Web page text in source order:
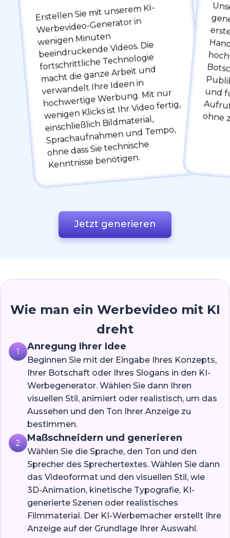
Erstellen Sie mit unserem KI-
Werbevideo-Generator in
wenigen Minuten
beeindruckende Videos. Die
fortschrittliche Technologie
macht die ganze Arbeit und
verwandelt Ihre Ideen in
hochwertige Werbung. Mit nur
wenigen Klicks ist Ihr Video fertig,
einschließlich Bildmaterial,
Sprachaufnahmen und Tempo,
ohne dass Sie technische
Kenntnisse benötigen.
und führen zu
Jetzt generieren
Wie man ein Werbevideo mit KI
dreht
1 Anregung Ihrer Idee
Beginnen Sie mit der Eingabe Ihres Konzepts,
Ihrer Botschaft oder Ihres Slogans in den KI-
Werbegenerator. Wählen Sie dann Ihren
visuellen Stil, animiert oder realistisch, um das
Aussehen und den Ton Ihrer Anzeige zu
bestimmen.
2
Maßschneidern und generieren
Wählen Sie die Sprache, den Ton und den
Sprecher des Sprechertextes. Wählen Sie dann
das Videoformat und den visuellen Stil, wie
3D-Animation, kinetische Typografie, KI-
generierte Szenen oder realistisches
Filmmaterial. Der KI-Werbemacher erstellt Ihre
Anzeige auf der Grundlage Ihrer Auswahl.